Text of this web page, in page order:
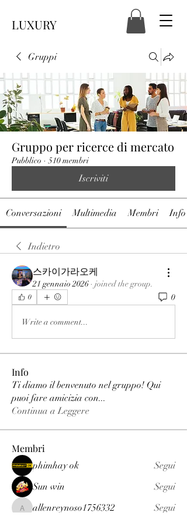
LUXURY
Gruppi
Gruppo per ricerce di mercato
Pubblico · 510 membri
Iscriviti
Conversazioni Multimedia Membri Info
Indietro
스카이가라오케
21 gennaio 2026 · joined the group.
0 0
Write a comment...
Info
Ti diamo il benvenuto nel gruppo! Qui
puoi fare amicizia con...
Continua a Leggere
Membri
phimhay ok
Segui
Sun win
Segui
allenreynoso1756332
allenreynoso1756332
Segui